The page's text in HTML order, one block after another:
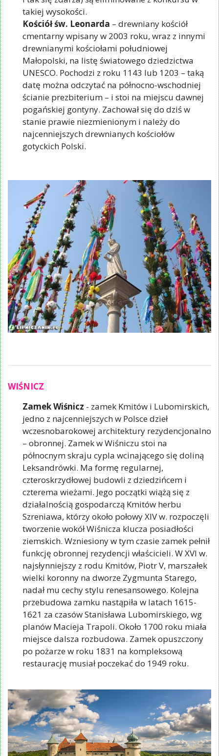
takiej wysokości.
Kościół św. Leonarda – drewniany kościół
cmentarny wpisany w 2003 roku, wraz z innymi
drewnianymi kościołami południowej
Małopolski, na listę światowego dziedzictwa
UNESCO. Pochodzi z roku 1143 lub 1203 – taką
datę można odczytać na północno-wschodniej
ścianie prezbiterium – i stoi na miejscu dawnej
pogańskiej gontyny. Zachował się do dziś w
stanie prawie niezmienionym i należy do
najcenniejszych drewnianych kościołów
gotyckich Polski.
WIŚNICZ
Zamek Wiśnicz - zamek Kmitów i Lubomirskich,
jedno z najcenniejszych w Polsce dzieł
wczesnobarokowej architektury rezydencjonalno
– obronnej. Zamek w Wiśniczu stoi na
północnym skraju cypla wcinającego się doliną
Leksandrówki. Ma formę regularnej,
czteroskrzydłowej budowli z dziedzińcem i
czterema wieżami. Jego początki wiążą się z
działalnością gospodarczą Kmitów herbu
Szreniawa, którzy około połowy XIV w. rozpoczęli
tworzenie wokół Wiśnicza klucza posiadłości
ziemskich. Wzniesiony w tym czasie zamek pełnił
funkcję obronnej rezydencji właścicieli. W XVI w.
najsłynniejszy z rodu Kmitów, Piotr V, marszałek
wielki koronny na dworze Zygmunta Starego,
nadał mu cechy stylu renesansowego. Kolejna
przebudowa zamku nastąpiła w latach 1615-
1621 za czasów Stanisława Lubomirskiego, wg
planów Macieja Trapoli. Około 1700 roku miała
miejsce dalsza rozbudowa. Zamek opuszczony
po pożarze w roku 1831 na kompleksową
restaurację musiał poczekać do 1949 roku.